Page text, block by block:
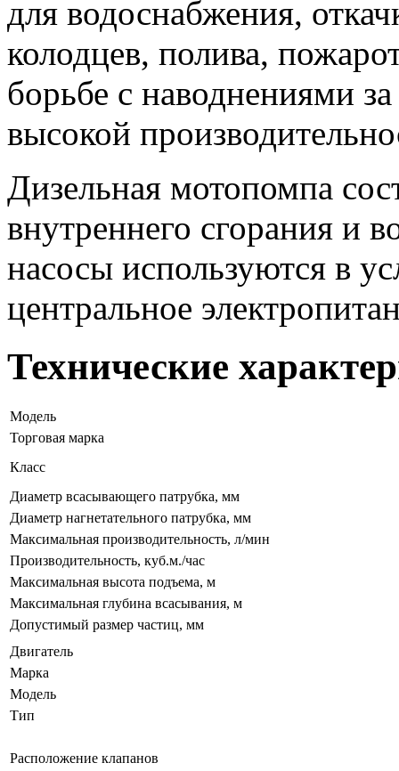
для водоснабжения,
колодцев, полива,
борьбе с наводнениями
высокой
Дизельная мотопомпа
внутреннего сгорания и
насосы используются в
центральное
Технические
Модель
Торговая марка
Класс
Диаметр всасывающего патрубка, мм
Диаметр нагнетательного патрубка, мм
Максимальная производительность, л/мин
Производительность, куб.м./час
Максимальная высота подъема, м
Максимальная глубина всасывания, м
Допустимый размер частиц, мм
Двигатель
Марка
Модель
Тип
Расположение клапанов